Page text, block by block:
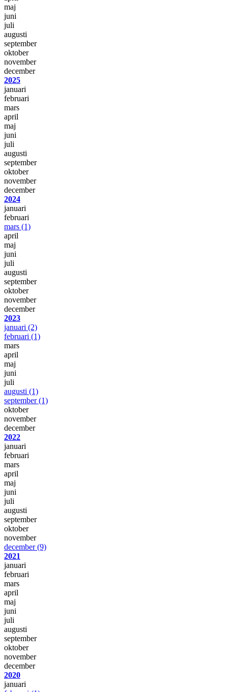
maj
juni
juli
augusti
september
oktober
november
december
2025
januari
februari
mars
april
maj
juni
juli
augusti
september
oktober
november
december
2024
januari
februari
mars (1)
april
maj
juni
juli
augusti
september
oktober
november
december
2023
januari (2)
februari (1)
mars
april
maj
juni
juli
augusti (1)
september(1)
oktober
november
december
2022
januari
februari
mars
april
maj
juni
juli
augusti
september
oktober
november
december(9)
2021
januari
februari
mars
april
maj
juni
juli
augusti
september
oktober
november
december
2020
januari